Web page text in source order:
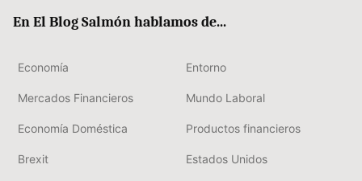
En El Blog Salmón hablamos de...
Economía Entorno
Mercados Financieros Mundo Laboral
Economía Doméstica Productos financieros
Brexit Estados Unidos